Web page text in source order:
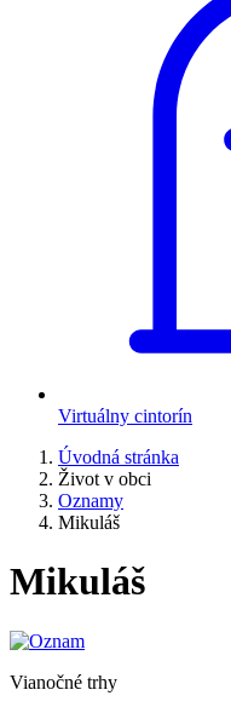
Virtuálny cintorín
Úvodná stránka
Život v obci
Oznamy
Mikuláš
Mikuláš
Vianočné trhy